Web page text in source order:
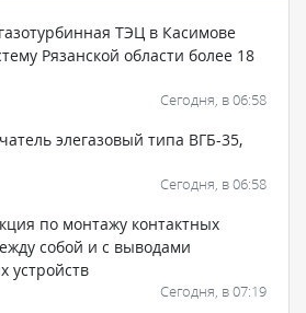
ТЭЦ в Касимове
Рязанской области более 18
Сегодня, в 06:58
элегазовый типа ВГБ-35,
Сегодня, в 06:58
по монтажу контактных
собой и с выводами
устройств
Сегодня, в 07:19